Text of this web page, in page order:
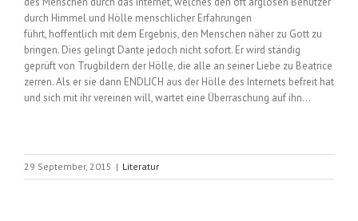
durch Himmel und Hölle menschlicher Erfahrungen
führt, hoffentlich mit dem Ergebnis, den Menschen näher zu Gott zu
bringen. Dies gelingt Dante jedoch nicht sofort. Er wird ständig
geprüft von Trugbildern der Hölle, die alle an seiner Liebe zu Beatrice
zerren. Als er sie dann ENDLICH aus der Hölle des Internets befreit hat
und sich mit ihr vereinen will, wartet eine Überraschung auf ihn…
29 September, 2015 | Literatur